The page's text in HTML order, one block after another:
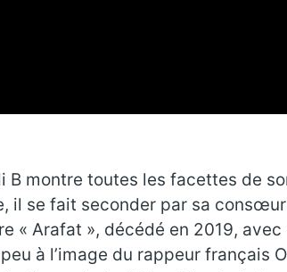
B montre toutes les facettes de
il se fait seconder par sa consœur
« Arafat », décédé en 2019,
à l’image du rappeur français